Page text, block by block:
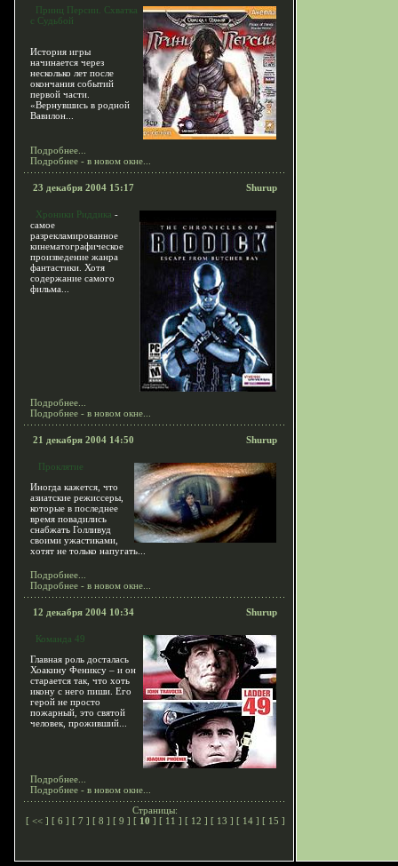
Принц Персии. Схватка
с Судьбой
История игры
начинается через
несколько лет после
окончания событий
первой части.
«Вернувшись в родной
Вавилон...
Подробнее...
Подробнее - в новом окне...
23 декабря 2004 15:17 Shurup
Хроники Риддика -
самое
разрекламированное
кинематографическое
произведение жанра
фантастики. Хотя
содержание самого
фильма...
Подробнее...
Подробнее - в новом окне...
21 декабря 2004 14:50 Shurup
Проклятие
Иногда кажется, что
азиатские режиссеры,
которые в последнее
время повадились
снабжать Голливуд
своими ужастиками,
хотят не только напугать...
Подробнее...
Подробнее - в новом окне...
12 декабря 2004 10:34 Shurup
Команда 49
Главная роль досталась
Хоакину Фениксу – и он
старается так, что хоть
икону с него пиши. Его
герой не просто
пожарный, это святой
человек, проживший...
Подробнее...
Подробнее - в новом окне...
Страницы:
[ << ] [ 6 ] [ 7 ] [ 8 ] [ 9 ] [ 10 ] [ 11 ] [ 12 ] [ 13 ] [ 14 ] [ 15 ]